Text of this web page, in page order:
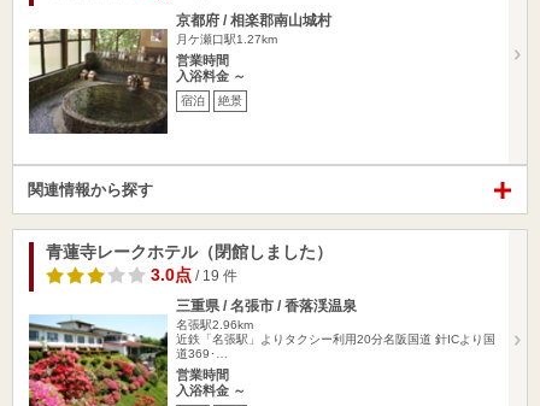
京都府 / 相楽郡南山城村
月ケ瀬口駅1.27km
営業時間
入浴料金 ～
宿泊 絶景
関連情報から探す
青蓮寺レークホテル（閉館しました）
3.0点 / 19 件
三重県 / 名張市 / 香落渓温泉
名張駅2.96km
近鉄「名張駅」よりタクシー利用20分名阪国道 針ICより国
道369･…
営業時間
入浴料金 ～